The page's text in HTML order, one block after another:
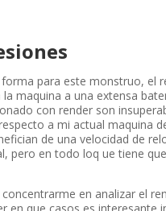
para este monstruo, el
maquina a una extensa
con render son
a mi actual maquina
de una velocidad de
pero en todo loq ue tiene
en analizar el